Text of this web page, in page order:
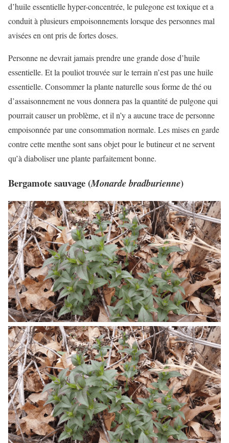
d’huile essentielle hyper-concentrée, le pulegone est toxique et a
conduit à plusieurs empoisonnements lorsque des personnes mal
avisées en ont pris de fortes doses.
Personne ne devrait jamais prendre une grande dose d’huile
essentielle. Et la pouliot trouvée sur le terrain n’est pas une huile
essentielle. Consommer la plante naturelle sous forme de thé ou
d’assaisonnement ne vous donnera pas la quantité de pulgone qui
pourrait causer un problème, et il n’y a aucune trace de personne
empoisonnée par une consommation normale. Les mises en garde
contre cette menthe sont sans objet pour le butineur et ne servent
qu’à diaboliser une plante parfaitement bonne.
Bergamote sauvage (Monarde bradburienne)